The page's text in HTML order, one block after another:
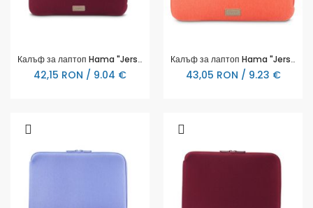
Калъф за лаптоп Hama "Jersey", от 34 - 36 cm (13.3"- 14.1"), тъмно червена
42,15 RON / 9.04 €
Калъф за лаптоп Hama "Jersey", от 34 - 36 cm (13.3"- 14.1"), оранжева
43,05 RON / 9.23 €